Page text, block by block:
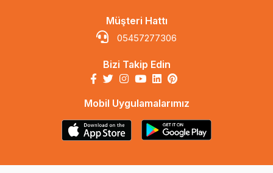
Müşteri Hattı
05457277306
Bizi Takip Edin
Mobil Uygulamalarımız